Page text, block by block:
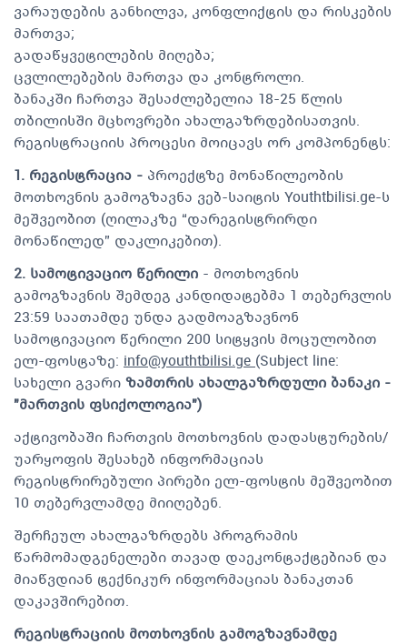
ვარაუდების განხილვა, კონფლიქტის და რისკების
მართვა;
გადაწყვეტილების მიღება;
ცვლილებების მართვა და კონტროლი.
ბანაკში ჩართვა შესაძლებელია 18-25 წლის
თბილისში მცხოვრები ახალგაზრდებისათვის.
რეგისტრაციის პროცესი მოიცავს ორ კომპონენტს:
1. რეგისტრაცია - პროექტზე მონაწილეობის
მოთხოვნის გამოგზავნა ვებ-საიტის Youthtbilisi.ge-ს
მეშვეობით (ღილაკზე “დარეგისტრირდი
მონაწილედ” დაკლიკებით).
2. სამოტივაციო წერილი - მოთხოვნის
გამოგზავნის შემდეგ კანდიდატებმა 1 თებერვლის
23:59 საათამდე უნდა გადმოაგზავნონ
სამოტივაციო წერილი 200 სიტყვის მოცულობით
ელ-ფოსტაზე: info@youthtbilisi.ge (Subject line:
სახელი გვარი ზამთრის ახალგაზრდული ბანაკი -
"მართვის ფსიქოლოგია")
აქტივობაში ჩართვის მოთხოვნის დადასტურების/
უარყოფის შესახებ ინფორმაციას
რეგისტრირებული პირები ელ-ფოსტის მეშვეობით
10 თებერვლამდე მიიღებენ.
შერჩეულ ახალგაზრდებს პროგრამის
წარმომადგენელები თავად დაეკონტაქტებიან და
მიაწვდიან ტექნიკურ ინფორმაციას ბანაკთან
დაკავშირებით.
რეგისტრაციის მოთხოვნის გამოგზავნამდე